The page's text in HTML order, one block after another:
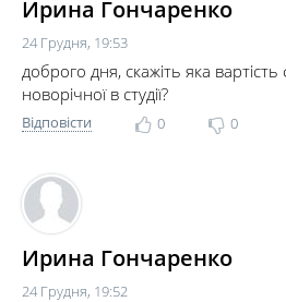
Ирина Гончаренко
24 Грудня, 19:53
доброго дня, скажіть яка вартість
новорічної в студії?
Відповісти 0 0
Ирина Гончаренко
24 Грудня, 19:52